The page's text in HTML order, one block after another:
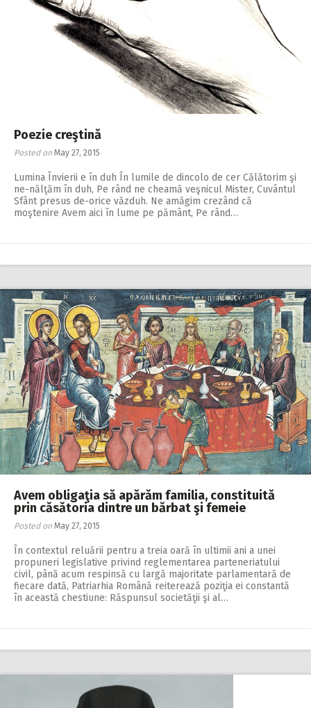
Poezie creştină
Posted on May 27, 2015
Lumina Învierii e în duh În lumile de dincolo de cer Călătorim şi
ne-nălţăm în duh, Pe rând ne cheamă veşnicul Mister, Cuvântul
Sfânt presus de-orice văzduh. Ne amăgim crezând că
moştenire Avem aici în lume pe pământ, Pe rând…
Avem obligaţia să apărăm familia, constituită
prin căsătoria dintre un bărbat şi femeie
Posted on May 27, 2015
În contextul reluării pentru a treia oară în ultimii ani a unei
propuneri legislative privind reglementarea parteneriatului
civil, până acum respinsă cu largă majoritate parlamentară de
fiecare dată, Patriarhia Română reiterează poziţia ei constantă
în această chestiune: Răspunsul societăţii şi al…